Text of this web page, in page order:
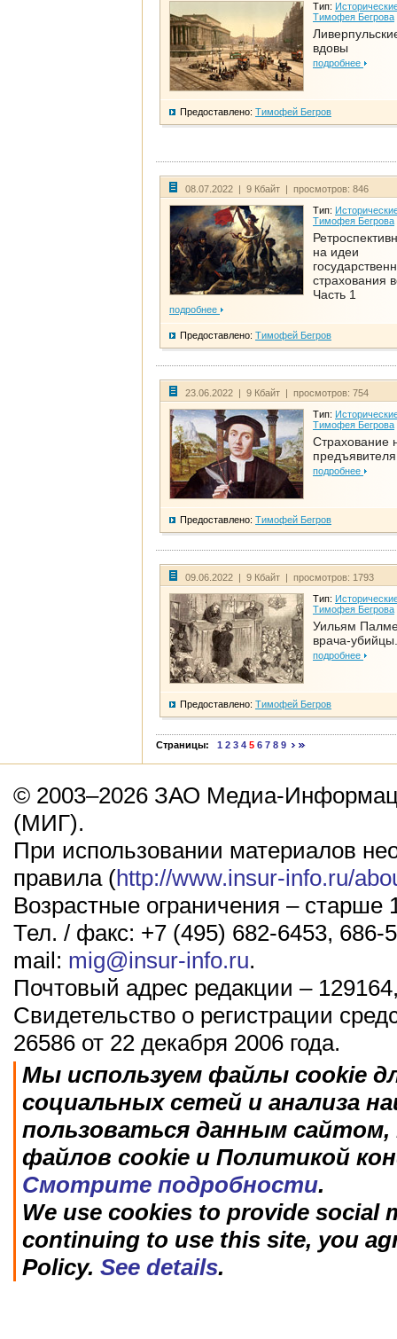
Тип:
Тимофея Бегрова
вдовы
подробнее
Предоставлено: Тимофей Бегров
08.07.2022 | 9 Кбайт | просмотров: 846
Тип:
Тимофея Бегрова
на идеи
страхования
Часть 1
подробнее
Предоставлено: Тимофей Бегров
23.06.2022 | 9 Кбайт | просмотров: 754
Тип:
Тимофея Бегрова
Страхование
предъявителя
подробнее
Предоставлено: Тимофей Бегров
09.06.2022 | 9 Кбайт | просмотров: 1793
Тип:
Тимофея Бегрова
Уильям
врача-
подробнее
Предоставлено: Тимофей Бегров
Страницы: 1 2 3 4 5 6 7 8 9
© 2003–2026 ЗАО Медиа-
(МИГ).
При использовании материалов
правила (http://www.insur-info.ru/
Возрастные ограничения – старше
Тел. / факс: +7 (495) 682-6453, 686-
mail: mig@insur-info.ru.
Почтовый адрес редакции –
Свидетельство о регистрации
26586 от 22 декабря 2006 года.
Мы используем файлы cookie
социальных сетей и анализа
пользоваться данным
файлов cookie и Политикой
Смотрите подробности.
We use cookies to provide social
continuing to use this site, you
Policy. See details.